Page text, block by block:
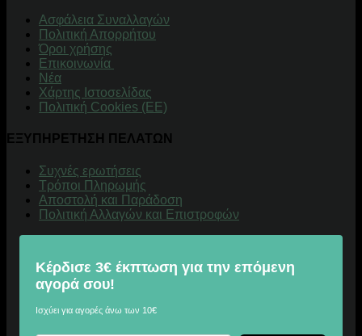
Aσφάλεια Συναλλαγών
Πολιτική Απορρήτου
Όροι χρήσης
Επικοινωνία
Νέα
Χάρτης Ιστοσελίδας
Πολιτική Cookies (ΕΕ)
ΕΞΥΠΗΡΕΤΗΣΗ ΠΕΛΑΤΩΝ
Συχνές ερωτήσεις
Τρόποι Πληρωμής
Αποστολή και Παράδοση
Πολιτική Αλλαγών και Επιστροφών
Κέρδισε 3€ έκπτωση για την επόμενη
αγορά σου!
Ισχύει για αγορές άνω των 10€